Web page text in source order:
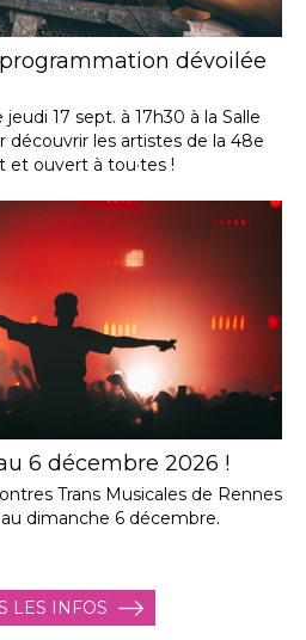
dévoilée
17 sept. à 17h30 à la Salle
découvrir les artistes de la 48e
et ouvert à tou·tes !
6 décembre 2026 !
Trans Musicales de Rennes
dimanche 6 décembre.
LES INFOS